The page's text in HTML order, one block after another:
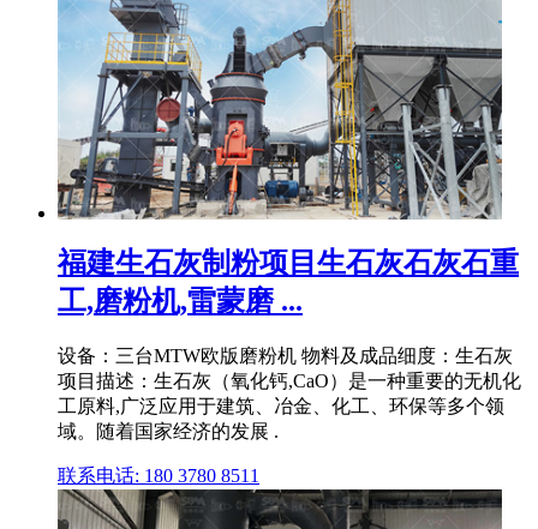
福建生石灰制粉项目生石灰石灰石重
工,磨粉机,雷蒙磨 ...
设备：三台MTW欧版磨粉机 物料及成品细度：生石灰
项目描述：生石灰（氧化钙,CaO）是一种重要的无机化
工原料,广泛应用于建筑、冶金、化工、环保等多个领
域。随着国家经济的发展 .
联系电话: 180 3780 8511